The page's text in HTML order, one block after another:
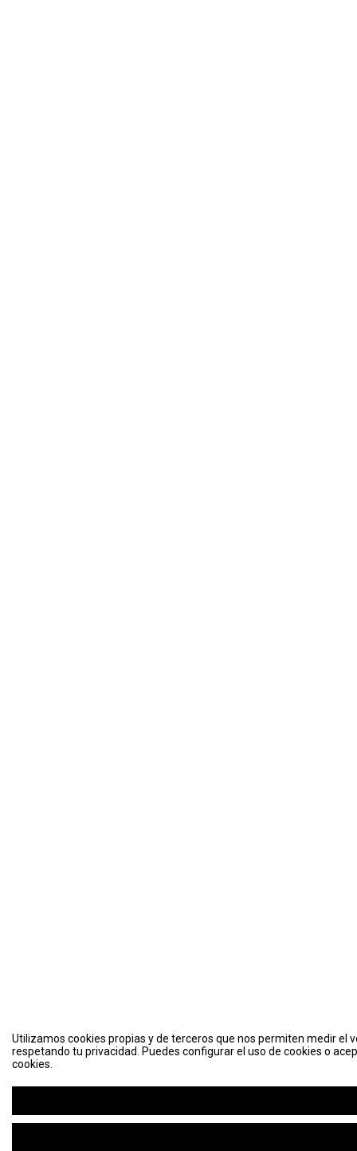
Utilizamos cookies propias y de terceros que nos permiten medir el
respetando tu privacidad. Puedes configurar el uso de cookies o
cookies.